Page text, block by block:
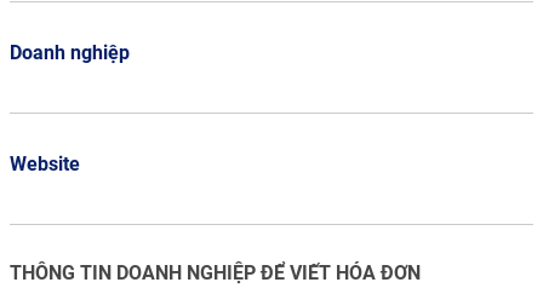
Doanh nghiệp
Website
THÔNG TIN DOANH NGHIỆP ĐỂ VIẾT HÓA ĐƠN